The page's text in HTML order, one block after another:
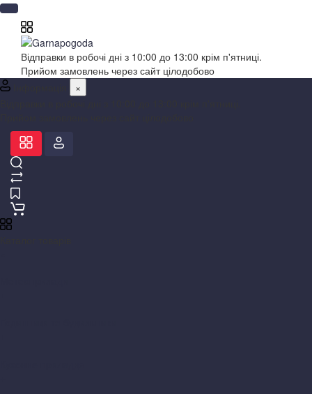
Відправки в робочі дні з 10:00 до 13:00 крім п'ятниці.
Прийом замовлень через сайт цілодобово
×